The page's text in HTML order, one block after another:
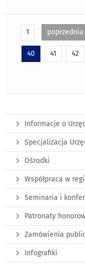
1
40 41 42
Informacje o
Specjalizacja
Ośrodki
Współpraca w
Seminaria i
Patronaty
Zamówienia
Infografiki